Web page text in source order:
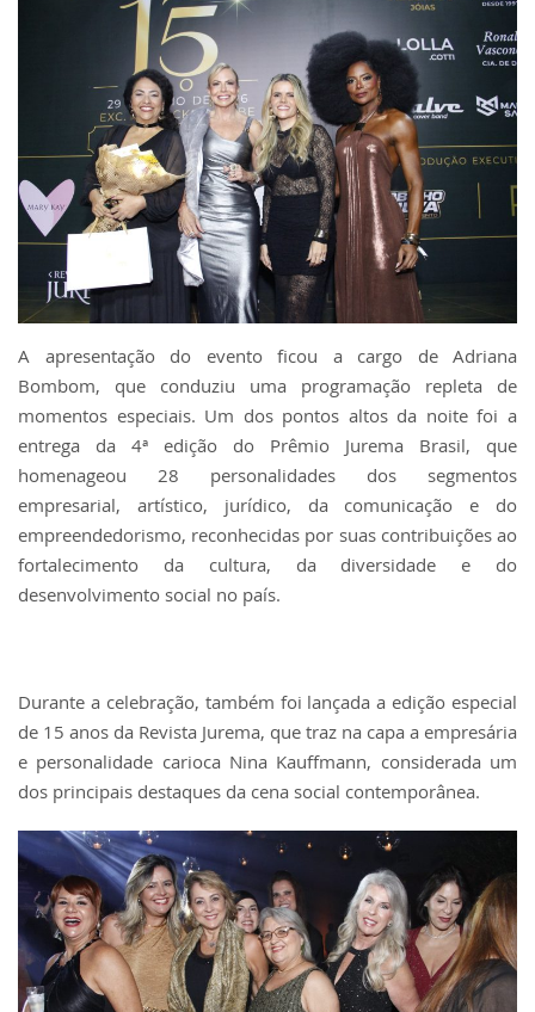
A apresentação do evento ficou a cargo de Adriana
Bombom, que conduziu uma programação repleta de
momentos especiais. Um dos pontos altos da noite foi a
entrega da 4ª edição do Prêmio Jurema Brasil, que
homenageou 28 personalidades dos segmentos
empresarial, artístico, jurídico, da comunicação e do
empreendedorismo, reconhecidas por suas contribuições ao
fortalecimento da cultura, da diversidade e do
desenvolvimento social no país.
Durante a celebração, também foi lançada a edição especial
de 15 anos da Revista Jurema, que traz na capa a empresária
e personalidade carioca Nina Kauffmann, considerada um
dos principais destaques da cena social contemporânea.